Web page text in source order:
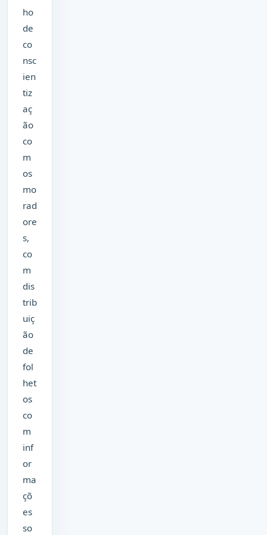
ho
de
co
nsc
ien
tiz
aç
ão
co
m
os
mo
rad
ore
s,
co
m
dis
trib
uiç
ão
de
fol
het
os
co
m
inf
or
ma
çõ
es
so